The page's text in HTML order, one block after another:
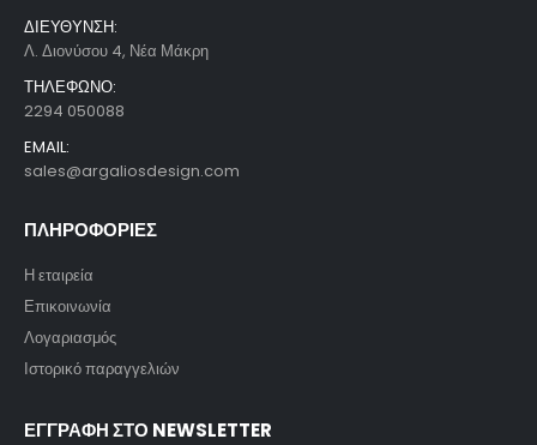
ΔΙΕΥΘΥΝΣΗ:
Λ. Διονύσου 4, Νέα Μάκρη
ΤΗΛΕΦΩΝΟ:
2294 050088
EMAIL:
sales@argaliosdesign.com
ΠΛΗΡΟΦΟΡΙΕΣ
Η εταιρεία
Επικοινωνία
Λογαριασμός
Ιστορικό παραγγελιών
ΕΓΓΡΑΦΗ ΣΤΟ NEWSLETTER